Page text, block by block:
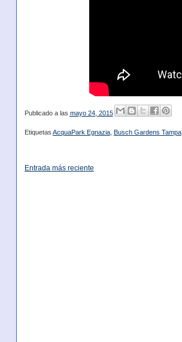
Publicado a las mayo 24, 2015
Etiquetas AcquaPark Egnazia, Busch Gardens Tampa,
Entrada más reciente